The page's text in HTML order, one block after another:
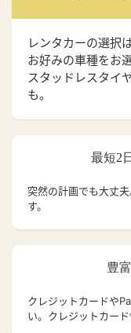
レンタカーの選択
お好みの車種をお
スタッドレスタイ
も。
最短2
突然の計画でも大丈夫
す。
豊
クレジットカードや
い。クレジットカー